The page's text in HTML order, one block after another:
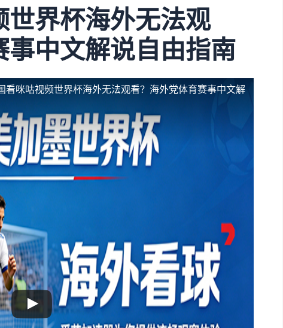
世界杯海外无法观
中文解说自由指南
看咪咕视频世界杯海外无法观看？海外党体育赛事中文解